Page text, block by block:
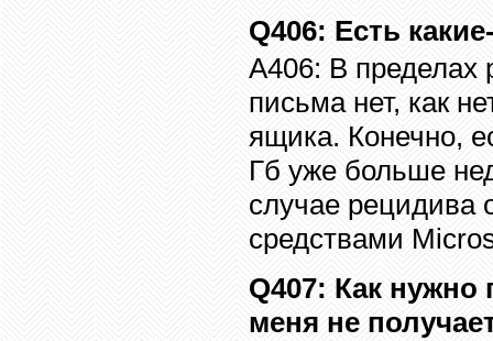
Q406: Есть
A406: В пределах
письма нет, как
ящика. Конечно,
Гб уже больше
случае рецидива
средствами
Q407: Как нужно
меня не